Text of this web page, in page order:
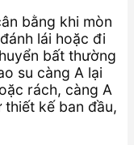
bằng khi mòn
lái hoặc đi
bất thường
su càng A lại
rách, càng A
kế ban đầu,